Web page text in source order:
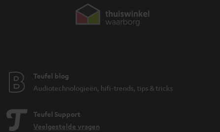
Teufel blog
Audiotechnologieën, hifi-trends, tips & tricks
Teufel Support
Veelgestelde vragen